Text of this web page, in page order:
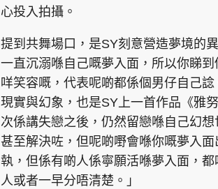
心投入拍攝。
提到共舞場口，是SY刻意營造夢境的
一直沉溺喺自己嘅夢入面，所以你睇
咩笑容嘅，代表呢啲都係個男仔自己
現實與幻象，也是SY上一首作品《雅
次係講失戀之後，仍然留戀喺自己幻
甚至解決咗，但呢啲嘢會喺你嘅夢入
執，但係有啲人係寧願活喺夢入面，
人或者一早分唔清楚。」